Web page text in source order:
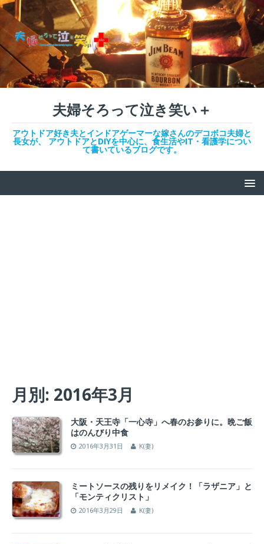
夫婦そろって泣き笑い＋
アウトドア好き夫とインドアゲーマーな嫁さんのデコボコ夫婦と
長女が、 アウトドアとDIYを中心に、食生活やIT・看護学につい
て書いているブログです。
月別: 2016年3月
大阪・天王寺「一心寺」へ春のお参りに。晩ご飯
はのんびり中食
2016年3月31日 K(妻)
ミートソースの残りをリメイク！「ラザニア」と
「モンティクリスト」
2016年3月29日 K(妻)